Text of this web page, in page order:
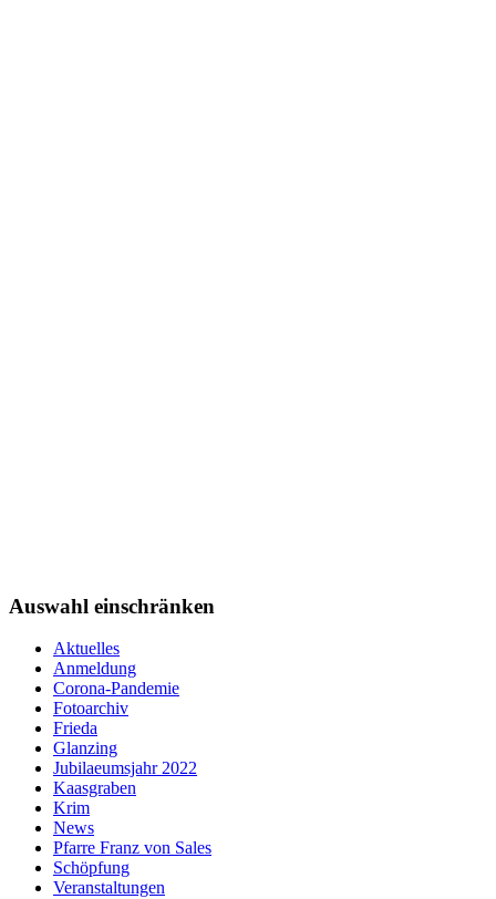
Auswahl einschränken
Aktuelles
Anmeldung
Corona-Pandemie
Fotoarchiv
Frieda
Glanzing
Jubilaeumsjahr 2022
Kaasgraben
Krim
News
Pfarre Franz von Sales
Schöpfung
Veranstaltungen